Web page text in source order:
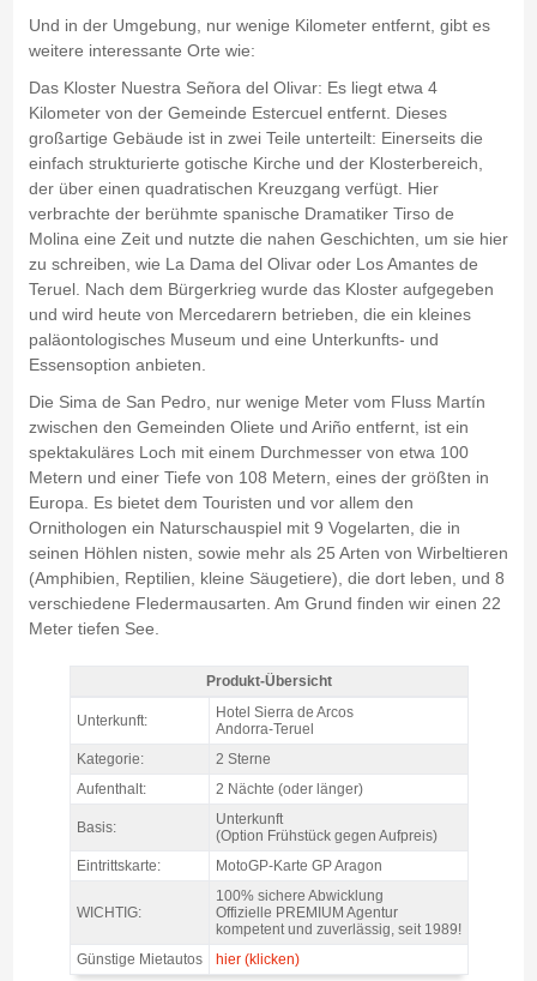
Und in der Umgebung, nur wenige Kilometer entfernt, gibt es
weitere interessante Orte wie:
Das Kloster Nuestra Señora del Olivar: Es liegt etwa 4
Kilometer von der Gemeinde Estercuel entfernt. Dieses
großartige Gebäude ist in zwei Teile unterteilt: Einerseits die
einfach strukturierte gotische Kirche und der Klosterbereich,
der über einen quadratischen Kreuzgang verfügt. Hier
verbrachte der berühmte spanische Dramatiker Tirso de
Molina eine Zeit und nutzte die nahen Geschichten, um sie hier
zu schreiben, wie La Dama del Olivar oder Los Amantes de
Teruel. Nach dem Bürgerkrieg wurde das Kloster aufgegeben
und wird heute von Mercedarern betrieben, die ein kleines
paläontologisches Museum und eine Unterkunfts- und
Essensoption anbieten.
Die Sima de San Pedro, nur wenige Meter vom Fluss Martín
zwischen den Gemeinden Oliete und Ariño entfernt, ist ein
spektakuläres Loch mit einem Durchmesser von etwa 100
Metern und einer Tiefe von 108 Metern, eines der größten in
Europa. Es bietet dem Touristen und vor allem den
Ornithologen ein Naturschauspiel mit 9 Vogelarten, die in
seinen Höhlen nisten, sowie mehr als 25 Arten von Wirbeltieren
(Amphibien, Reptilien, kleine Säugetiere), die dort leben, und 8
verschiedene Fledermausarten. Am Grund finden wir einen 22
Meter tiefen See.
Pack motogp ARAGON, Hotel Sierra de Arcos 2* / 2 Nächte - Produkt-
Übersicht
Produkt-Übersicht
Unterkunft:
Hotel Sierra de Arcos
Andorra-Teruel
Kategorie:
2 Sterne
Aufenthalt:
2 Nächte (oder länger)
Basis:
Unterkunft
(Option Frühstück gegen Aufpreis)
Eintrittskarte:
MotoGP-Karte GP Aragon
WICHTIG:
100% sichere Abwicklung
Offizielle PREMIUM Agentur
kompetent und zuverlässig, seit 1989!
Günstige Mietautos
hier (klicken)